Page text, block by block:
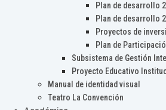
Plan de desarrollo
Plan de desarrollo
Proyectos de
Plan de
Subsistema de Gestión
Proyecto Educativo
Manual de identidad visual
Teatro La Convención